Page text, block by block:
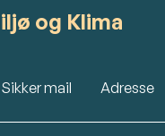
og Klima
Sikker mail Adresse